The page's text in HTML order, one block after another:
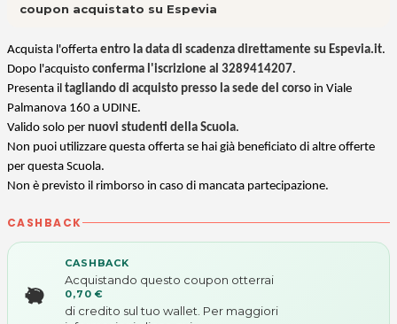
coupon acquistato su Espevia
Acquista l'offerta entro la data di scadenza direttamente su Espevia.it.
Dopo l'acquisto conferma l'iscrizione al 3289414207.
Presenta il tagliando di acquisto presso la sede del corso in Viale
Palmanova 160 a UDINE.
Valido solo per nuovi studenti della Scuola.
Non puoi utilizzare questa offerta se hai già beneficiato di altre offerte
per questa Scuola.
Non è previsto il rimborso in caso di mancata partecipazione.
CASHBACK
CASHBACK
Acquistando questo coupon otterrai
0,70 €
di credito sul tuo wallet. Per maggiori